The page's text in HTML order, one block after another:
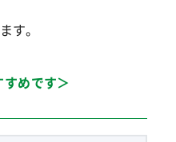
す。
めです＞